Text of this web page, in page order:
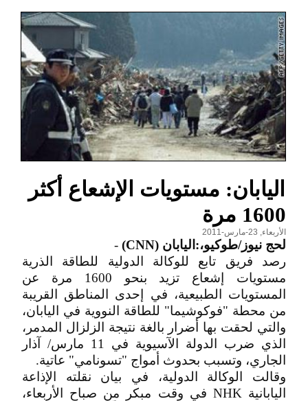
اليابان: مستويات الإشعاع أكثر
1600 مرة
الأربعاء, 23-مارس-2011
لحج نيوز/طوكيو،:اليابان (CNN)
-
رصد فريق تابع للوكالة الدولية للطاقة الذرية
مستويات إشعاع تزيد بنحو 1600 مرة عن
المستويات الطبيعية، في إحدى المناطق القريبة
من محطة "فوكوشيما" للطاقة النووية في اليابان،
والتي لحقت بها أضرار بالغة نتيجة الزلزال المدمر،
الذي ضرب الدولة الآسيوية في 11 مارس/ آذار
الجاري، وتسبب بحدوث أمواج "تسونامي" عاتية.
وقالت الوكالة الدولية، في بيان نقلته الإذاعة
اليابانية NHK في وقت مبكر من صباح الأربعاء،